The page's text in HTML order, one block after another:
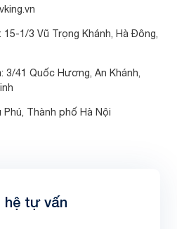
15-1/3 Vũ Trọng Khánh, Hà Đông,
3/41 Quốc Hương, An Khánh,
Phú, Thành phố Hà Nội
hệ tự vấn